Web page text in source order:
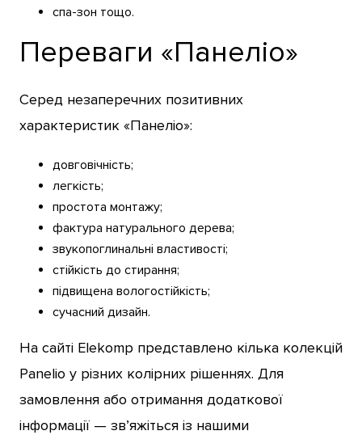
спа-зон тощо.
Переваги «Панеліо»
Серед незаперечних позитивних
характеристик «Панеліо»:
довговічність;
легкість;
простота монтажу;
фактура натурального дерева;
звукопоглинальні властивості;
стійкість до стирання;
підвищена вологостійкість;
сучасний дизайн.
На сайті Elekomp представлено кілька колекцій
Panelio у різних колірних рішеннях. Для
замовлення або отримання додаткової
інформації — зв’яжіться із нашими